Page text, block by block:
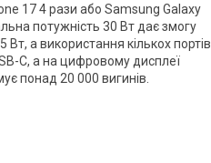
17 4 рази або Samsung Galaxy
потужність 30 Вт дає змогу
а використання кількох портів
C, а на цифровому дисплеї
понад 20 000 вигинів.